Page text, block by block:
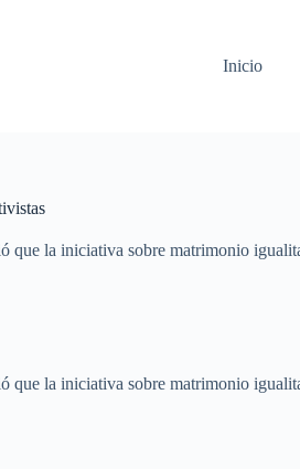
Inicio
la iniciativa sobre matrimonio
la iniciativa sobre matrimonio